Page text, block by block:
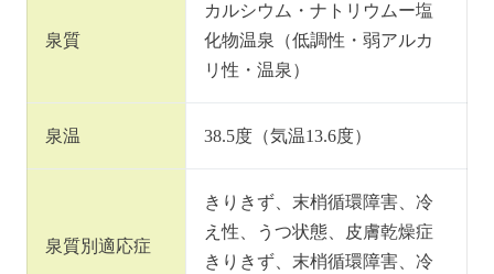
泉質
カルシウム・ナトリウムー塩
化物温泉（低調性・弱アルカ
リ性・温泉）
泉温 38.5度（気温13.6度）
泉質別適応症
きりきず、末梢循環障害、冷
え性、うつ状態、皮膚乾燥症
きりきず、末梢循環障害、冷